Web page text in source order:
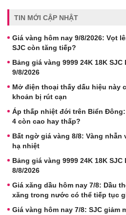
TIN MỚI CẬP NHẬT
Giá vàng hôm nay 9/8/2026: Vọt
SJC còn tăng tiếp?
Bảng giá vàng 9999 24K 18K SJC
9/8/2026
Mở điện thoại thấy dấu hiệu này
khoản bị rút cạn
Áp thấp nhiệt đới trên Biển
4 còn cao hay thấp?
Bất ngờ giá vàng 8/8: Vàng nhẫn
hạ nhiệt
Bảng giá vàng 9999 24K 18K SJC
8/8/2026
Giá xăng dầu hôm nay 7/8: Dầu
xăng trong nước có thể tiếp tục
Giá vàng hôm nay 7/8: SJC giảm